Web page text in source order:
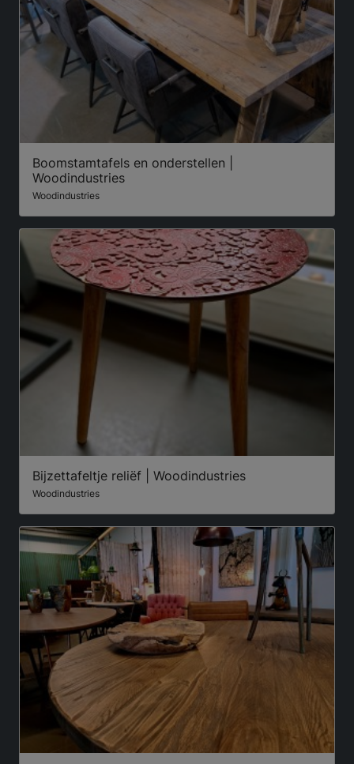
Boomstamtafels en onderstellen |
Woodindustries
Woodindustries
Bijzettafeltje reliëf | Woodindustries
Woodindustries